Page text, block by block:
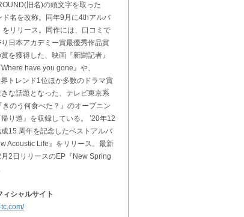
旧名)の頭文字を取った
ド名を改称。同年9月に4thアルバ
をリリース。同作には、口コミで
日本アカデミー賞最優秀作品賞
を獲得した、映画『新聞記者』
have you gone』や、
トレンド1位ほか多数のドラマ賞
きな話題となった、テレビ東京系
きのう何食べた？』のオープニン
り道』を収録している。 ’20年12
成15 周年を記念したベストアルバ
Acoustic Life』をリリース。最新
月2日リリースのEP『New Spring
シャルサイト